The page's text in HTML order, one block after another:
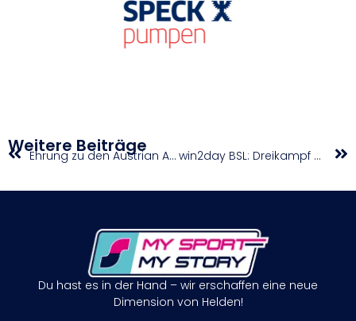
Weitere Beiträge Ehrung zu den Austrian Athletics Awards 2024 win2day BSL: Dreikampf um Top-Position für die Playoffs
Du hast es in der Hand – wir erschaffen eine neue
Dimension von Helden!